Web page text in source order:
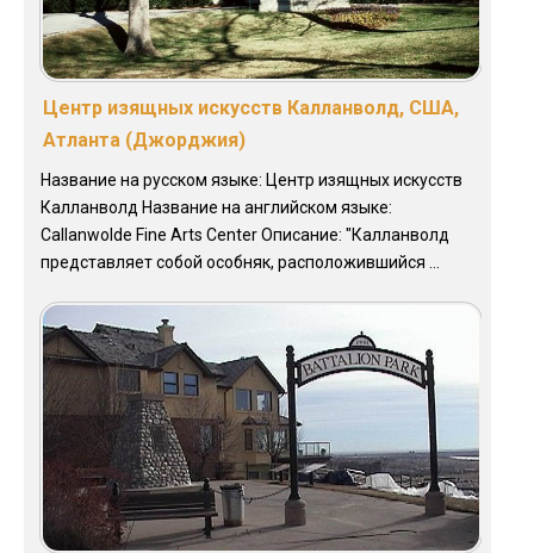
Центр изящных искусств Калланволд, США,
Атланта (Джорджия)
Название на русском языке: Центр изящных искусств
Калланволд Название на английском языке:
Callanwolde Fine Arts Center Описание: "Калланволд
представляет собой особняк, расположившийся ...